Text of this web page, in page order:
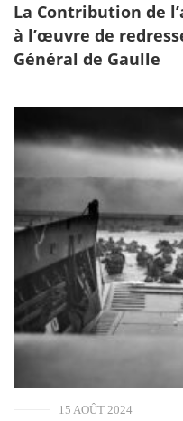
La Contribution de
à l’œuvre de
Général de Gaulle
15 AOÛT 2024